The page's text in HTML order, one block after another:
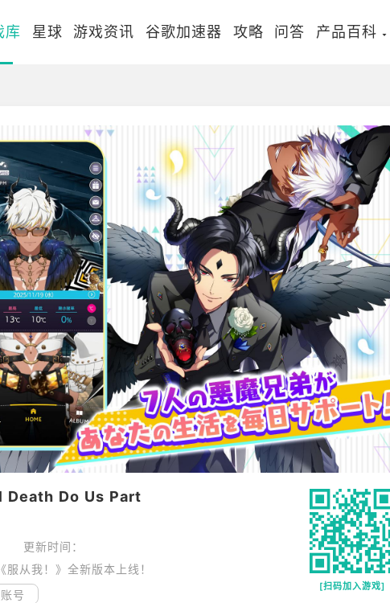
库 星球 游戏资讯 谷歌加速器 攻略 问答 产品百科
Death Do Us Part
更新时间：
服从我！》全新版本上线！
号
[扫码加入游戏]